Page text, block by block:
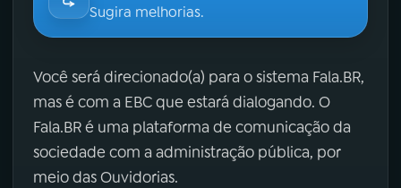
Sugira melhorias.
Você será direcionado(a) para o sistema Fala.BR,
mas é com a EBC que estará dialogando. O
Fala.BR é uma plataforma de comunicação da
sociedade com a administração pública, por
meio das Ouvidorias.